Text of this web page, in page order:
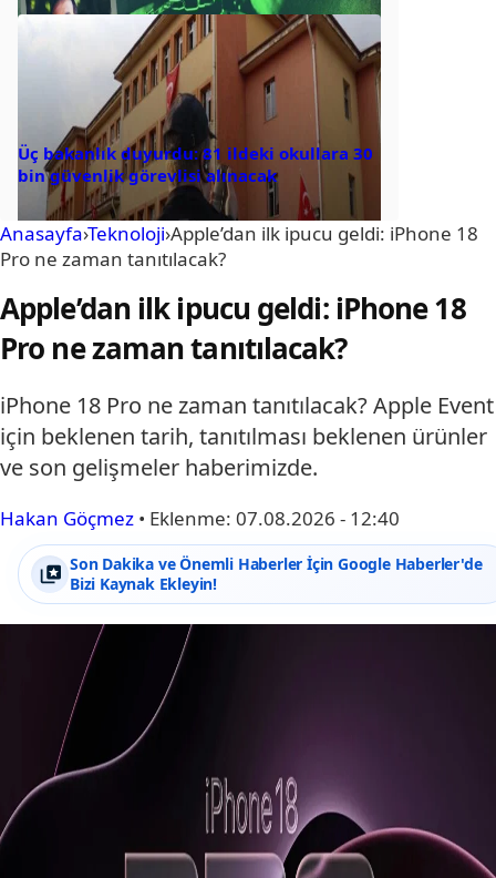
Üç bakanlık duyurdu: 81 ildeki okullara 30
bin güvenlik görevlisi alınacak
Anasayfa›Teknoloji›Apple’dan ilk ipucu geldi: iPhone 18
Pro ne zaman tanıtılacak?
Apple’dan ilk ipucu geldi: iPhone 18
Pro ne zaman tanıtılacak?
iPhone 18 Pro ne zaman tanıtılacak? Apple Event
için beklenen tarih, tanıtılması beklenen ürünler
ve son gelişmeler haberimizde.
Hakan Göçmez • Eklenme: 07.08.2026 - 12:40
Son Dakika ve Önemli Haberler İçin Google Haberler'de
Bizi Kaynak Ekleyin!